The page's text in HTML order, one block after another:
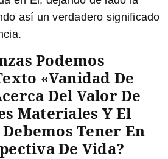
así un verdadero significado
Podemos
«Vanidad De
Del Valor De
Materiales Y El
Tener En
De Vida?